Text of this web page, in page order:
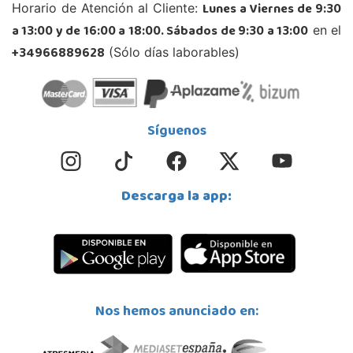
18100, Armilla
958183860
Localizar Tienda
Juguetilandia Barakaldo
Centro comercial Max Center Barrio, Kareaga K., s/n Planta 1 Local LC3
POCAS UNIDADES
Ciudad Real
Horario de Atención al Cliente: Lunes a Viernes de 9:30
a 13:00 y de 16:00 a 18:00. Sábados de 9:30 a 13:00 en el
+34966889628 (Sólo días laborables)
Síguenos
Descarga la app:
Nos hemos anunciado en: